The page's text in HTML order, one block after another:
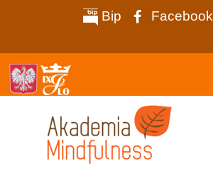
Bip Facebook